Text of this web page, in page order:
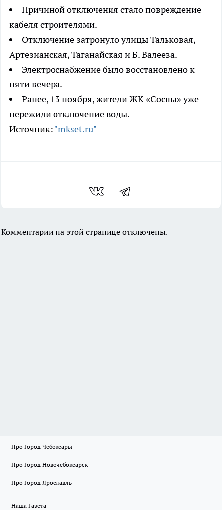
Причиной отключения стало повреждение
кабеля строителями.
Отключение затронуло улицы Тальковая,
Артезианская, Таганайская и Б. Валеева.
Электроснабжение было восстановлено к
пяти вечера.
Ранее, 13 ноября, жители ЖК «Сосны» уже
пережили отключение воды.
Источник: "mkset.ru"
Комментарии на этой странице отключены.
Про Город Чебоксары
Про Город Новочебоксарск
Про Город Ярославль
Наша Газета